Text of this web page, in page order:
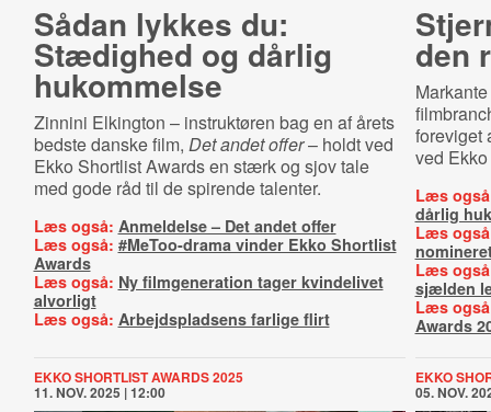
Sådan lykkes du:
Stædighed og dårlig
hukommelse
Zinnini Elkington – instruktøren bag en af årets
bedste danske film, Det andet offer– holdt ved
Ekko Shortlist Awards en stærk og sjov tale
med gode råd til de spirende talenter.
Læs også: Anmeldelse – Det andet offer
Læs også: #MeToo-drama vinder Ekko Shortlist
Awards
Læs også: Ny filmgeneration tager kvindelivet
alvorligt
Læs også: Arbejdspladsens farlige flirt
den
foreviget
ved
Læs
dårlig
Læs
Læs
sjælden
Læs
Awards
EKKO SHORTLIST AWARDS 2025
11. NOV. 2025 | 12:00
EKKO
05. NOV.